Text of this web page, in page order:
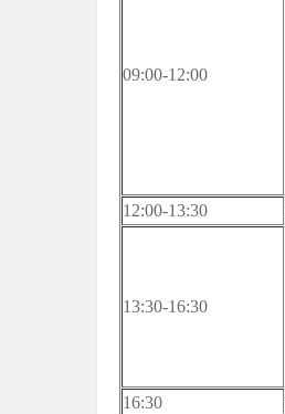
09:00-12:00
12:00-13:30
13:30-16:30
16:30